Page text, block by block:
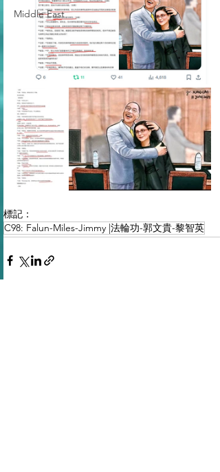
Middle East
標記：
C98: Falun-Miles-Jimmy |法輪功-郭文貴-黎智英